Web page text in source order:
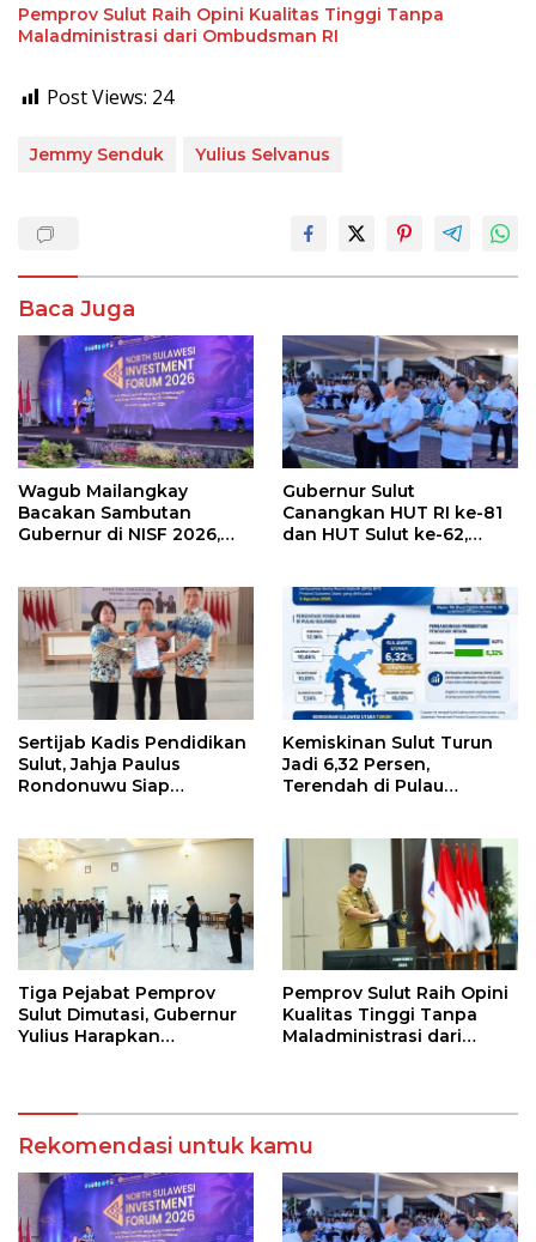
Pemprov Sulut Raih Opini Kualitas Tinggi Tanpa
Maladministrasi dari Ombudsman RI
Post Views: 24
Jemmy Senduk Yulius Selvanus
Baca Juga
Wagub Mailangkay
Bacakan Sambutan
Gubernur di NISF 2026,
Kelapa ke Investor
Gubernur Sulut
Canangkan HUT RI ke-81
dan HUT Sulut ke-62,
Kendaraan
Sertijab Kadis Pendidikan
Sulut, Jahja Paulus
Rondonuwu Siap
Kemiskinan Sulut Turun
Jadi 6,32 Persen,
Terendah di Pulau
Tiga Pejabat Pemprov
Sulut Dimutasi, Gubernur
Yulius Harapkan
Pemprov Sulut Raih Opini
Kualitas Tinggi Tanpa
Maladministrasi dari
Rekomendasi untuk kamu